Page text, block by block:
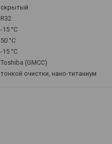
скрытый
R32
-15 °C
50 °C
-15 °C
Toshiba (GMCC)
тонкой очистки, нано-титаниум